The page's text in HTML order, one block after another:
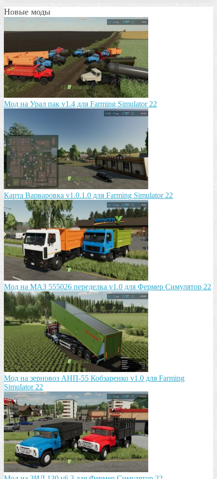
Новые моды
Мод на Урал пак v1.4 для Farming Simulator 22
Карта Варваровка v1.0.1.0 для Farming Simulator 22
Мод на МАЗ 555026 пeрeдeлка v1.0 для Фермер Симулятор 22
Мод на зeрновоз АНП-55 Кобзарeнко v1.0 для Farming
Simulator 22